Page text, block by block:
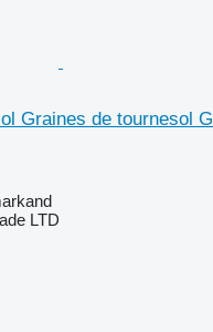
Graines de tournesol
LTD